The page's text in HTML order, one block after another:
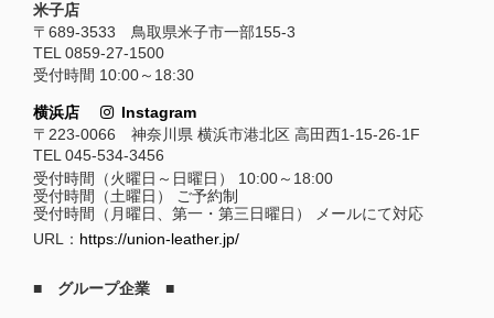
米子店
〒689-3533 鳥取県米子市一部155-3
TEL 0859-27-1500
受付時間 10:00～18:30
横浜店
Instagram
〒223-0066 神奈川県 横浜市港北区 高田西1-15-26-1F
TEL 045-534-3456
受付時間（火曜日～日曜日） 10:00～18:00
受付時間（土曜日） ご予約制
受付時間（月曜日、第一・第三日曜日） メールにて対応
URL： https://union-leather.jp/
■ グループ企業 ■